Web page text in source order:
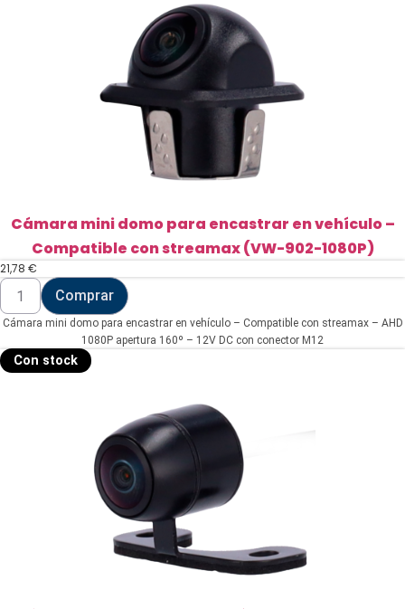
Cámara mini domo para encastrar en vehículo –
Compatible con streamax (VW-902-1080P)
21,78 €
Cámara
mini
domo
para
en
vehículo
Comprar
Cámara mini domo para encastrar en vehículo – Compatible con streamax – AHD
1080P apertura 160º – 12V DC con conector M12
Con stock